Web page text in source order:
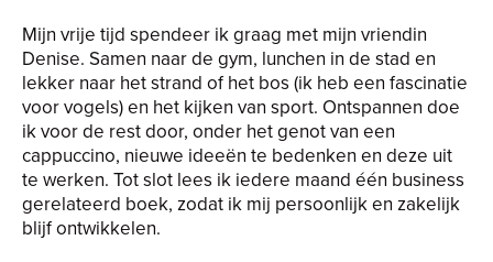
Mijn vrije tijd spendeer ik graag met mijn vriendin
Denise. Samen naar de gym, lunchen in de stad en
lekker naar het strand of het bos (ik heb een fascinatie
voor vogels) en het kijken van sport. Ontspannen doe
ik voor de rest door, onder het genot van een
cappuccino, nieuwe ideeën te bedenken en deze uit
te werken. Tot slot lees ik iedere maand één business
gerelateerd boek, zodat ik mij persoonlijk en zakelijk
blijf ontwikkelen.